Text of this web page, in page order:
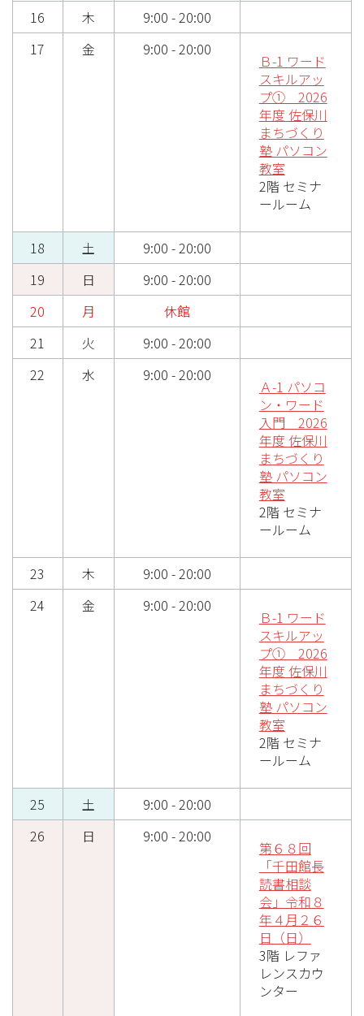
16 木
9:00 - 20:00
17
金 9:00 - 20:00
Ｂ-1 ワード
スキルアッ
プ① 2026
年度 佐保川
まちづくり
塾 パソコン
教室
2階 セミナ
ールーム
18 土
9:00 - 20:00
19
日
9:00 - 20:00
20
月
休館
21
火
9:00 - 20:00
22
水 9:00 - 20:00
Ａ-1 パソコ
ン・ワード
入門 2026
年度 佐保川
まちづくり
塾 パソコン
教室
2階 セミナ
ールーム
23 木
9:00 - 20:00
24
金 9:00 - 20:00
Ｂ-1 ワード
スキルアッ
プ① 2026
年度 佐保川
まちづくり
塾 パソコン
教室
2階 セミナ
ールーム
25 土
9:00 - 20:00
26
日 9:00 - 20:00
第６８回
「千田館長
読書相談
会」令和８
年４月２６
日（日）
3階 レファ
レンスカウ
ンター